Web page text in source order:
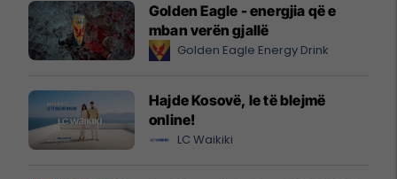
Golden Eagle - energjia që e
mban verën gjallë
Golden Eagle Energy Drink
Hajde Kosovë, le të blejmë
online!
LC Waikiki